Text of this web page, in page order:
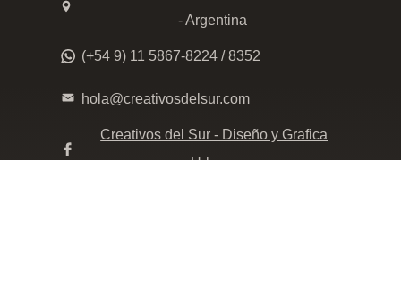
- Argentina
(+54 9) 11 5867-8224 / 8352
hola@creativosdelsur.com
Creativos del Sur - Diseño y Grafica
Urbana